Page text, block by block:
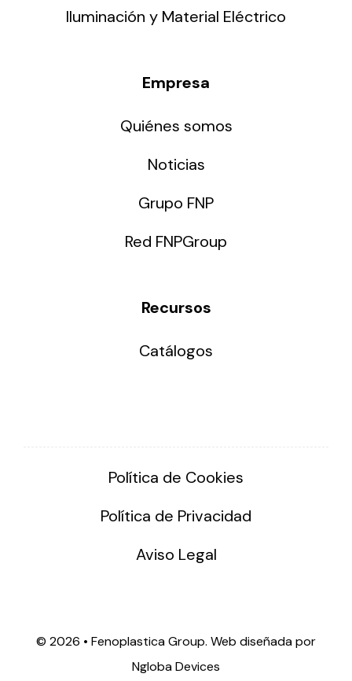
Iluminación y Material Eléctrico
Empresa
Quiénes somos
Noticias
Grupo FNP
Red FNPGroup
Recursos
Catálogos
Política de Cookies
Política de Privacidad
Aviso Legal
© 2026 • Fenoplastica Group. Web diseñada por
Ngloba Devices